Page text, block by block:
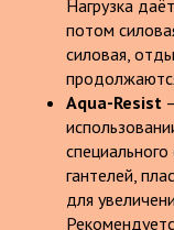
Нагрузка
потом
силовая,
Aqua-Resist
гантелей,
для